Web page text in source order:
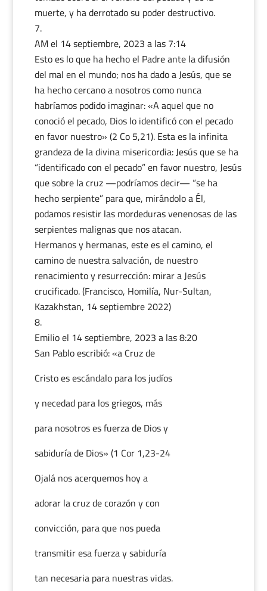
muerte, y ha derrotado su poder destructivo.
AM el 14 septiembre, 2023 a las 7:14
Esto es lo que ha hecho el Padre ante la difusión
del mal en el mundo; nos ha dado a Jesús, que se
ha hecho cercano a nosotros como nunca
habríamos podido imaginar: «A aquel que no
conoció el pecado, Dios lo identificó con el pecado
en favor nuestro» (2 Co 5,21). Esta es la infinita
grandeza de la divina misericordia: Jesús que se ha
“identificado con el pecado” en favor nuestro, Jesús
que sobre la cruz —podríamos decir— “se ha
hecho serpiente” para que, mirándolo a Él,
podamos resistir las mordeduras venenosas de las
serpientes malignas que nos atacan.
Hermanos y hermanas, este es el camino, el
camino de nuestra salvación, de nuestro
renacimiento y resurrección: mirar a Jesús
crucificado. (Francisco, Homilía, Nur-Sultan,
Kazakhstan, 14 septiembre 2022)
Emilioel 14 septiembre, 2023 a las 8:20
San Pablo escribió: «a Cruz de
Cristo es escándalo para los judíos
y necedad para los griegos, más
para nosotros es fuerza de Dios y
sabiduría de Dios» (1 Cor 1,23-24
Ojalá nos acerquemos hoy a
adorar la cruz de corazón y con
convicción, para que nos pueda
transmitir esa fuerza y sabiduría
tan necesaria para nuestras vidas.